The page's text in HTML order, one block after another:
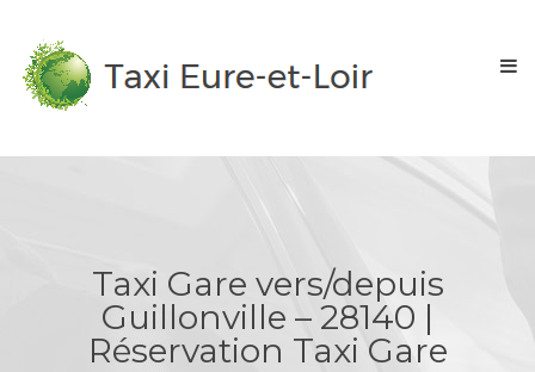
Taxi Gare vers/depuis
Guillonville – 28140 |
Réservation Taxi Gare